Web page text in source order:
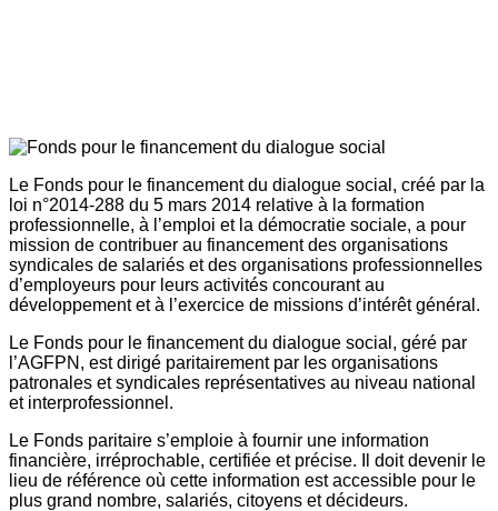
Le Fonds pour le financement du dialogue social, créé par la
loi n°2014-288 du 5 mars 2014 relative à la formation
professionnelle, à l’emploi et la démocratie sociale, a pour
mission de contribuer au financement des organisations
syndicales de salariés et des organisations professionnelles
d’employeurs pour leurs activités concourant au
développement et à l’exercice de missions d’intérêt général.
Le Fonds pour le financement du dialogue social, géré par
l’AGFPN, est dirigé paritairement par les organisations
patronales et syndicales représentatives au niveau national
et interprofessionnel.
Le Fonds paritaire s’emploie à fournir une information
financière, irréprochable, certifiée et précise. Il doit devenir le
lieu de référence où cette information est accessible pour le
plus grand nombre, salariés, citoyens et décideurs.